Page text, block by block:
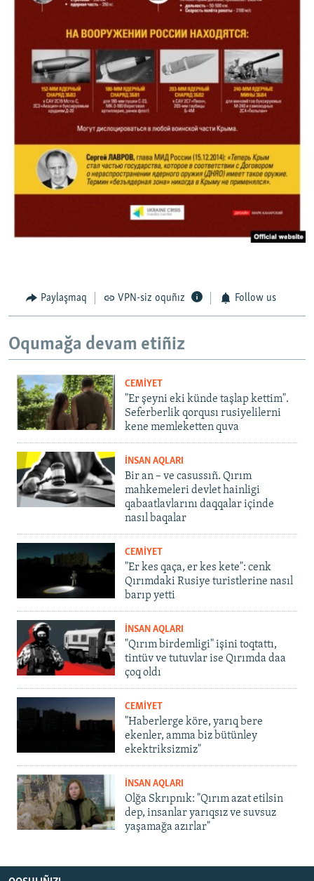
Paylaşmaq VPN-siz oquñız Follow us
Oqumağa devam etiñiz
CEMİYET
"Er şeyni eki künde taşlap kettim".
Seferberlik qorqusı rusiyelilerni
kene memleketten quva
İNSAN AQLARI
Bir an – ve casussıñ. Qırım
mahkemeleri devlet hainligi
qabaatlavlarını daqqalar içinde
nasıl baqalar
CEMİYET
"Er kes qaça, er kes kete": cenk
Qırımdaki Rusiye turistlerine nasıl
barıp yetti
İNSAN AQLARI
"Qırım birdemligi" işini toqtattı,
tintüv ve tutuvlar ise Qırımda daa
çoq oldı
CEMİYET
"Haberlerge köre, yarıq bere
ekenler, amma biz bütünley
ekektriksizmiz"
İNSAN AQLARI
Olğa Skrıpnık: "Qırım azat etilsin
dep, insanlar yarıqsız ve suvsuz
yaşamağa azırlar"